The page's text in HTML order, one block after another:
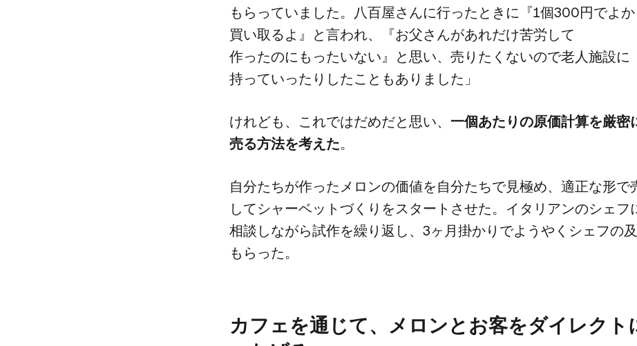
もらっていました。​八百屋さんに​行った​ときに​『1個300円で​よか
買い取るよ』と​言われ、​『お父さんが​あれだけ​苦労して​
作ったのにもったいない』と​思い、​売りたくないので​老人施設に​
持っていったりしたこともありました」
けれども、​これでは​だめだと​思い、 一個​あたりの​原価計算を​厳密
売る​方​法を​考えた。
自分た​ちが​作った​メロンの​価値を​自分たちで​見極め、​適正な​形で​
して​シャーベットづくりを​スタートさせた。​イタリアンの​シェフ
相談しながら​試作を​繰り返し、​3ヶ月掛かりで​ようやく​シェフの​
もらった。
カフェを​通じて、​メロンとお客を​ダイレクト